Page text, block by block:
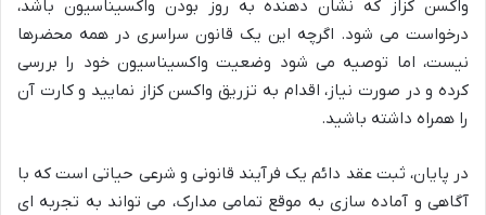
واکسن کزاز که نشان دهنده به روز بودن واکسیناسیون باشد،
درخواست می شود. اگرچه این یک قانون سراسری در همه محضرها
نیست، اما توصیه می شود وضعیت واکسیناسیون خود را بررسی
کرده و در صورت نیاز، اقدام به تزریق واکسن کزاز نمایید و کارت آن
را همراه داشته باشید.
در پایان، ثبت عقد دائم یک فرآیند قانونی و شرعی حیاتی است که با
آگاهی و آماده سازی به موقع تمامی مدارک، می تواند به تجربه ای